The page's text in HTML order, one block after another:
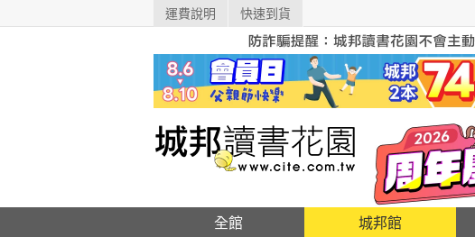
運費說明 快速到貨
全館 城邦館